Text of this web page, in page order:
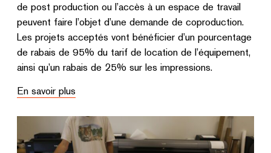
de post production ou l’accès à un espace de travail
peuvent faire l’objet d’une demande de coproduction.
Les projets acceptés vont bénéficier d’un pourcentage
de rabais de 95% du tarif de location de l’équipement,
ainsi qu’un rabais de 25% sur les impressions.
En savoir plus